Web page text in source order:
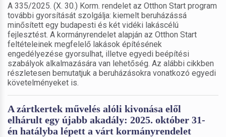
A 335/2025. (X. 30.) Korm. rendelet az Otthon Start program
további gyorsítását szolgálja: kiemelt beruházássá
minősített egy budapesti és két vidéki lakáscélú
fejlesztést. A kormányrendelet alapján az Otthon Start
feltételeinek megfelelő lakások építésének
engedélyezése gyorsulhat, illetve egyedi beépítési
szabályok alkalmazására van lehetőség. Az alábbi cikkben
részletesen bemutatjuk a beruházásokra vonatkozó egyedi
követelményeket is.
A zártkertek művelés alóli kivonása elől
elhárult egy újabb akadály: 2025. október 31-
én hatályba lépett a várt kormányrendelet